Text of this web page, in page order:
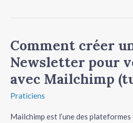
Comment créer
Newsletter pour
avec Mailchimp
Praticiens
Mailchimp est l’une des
Comment
une
Newsletter
pour
cabinet